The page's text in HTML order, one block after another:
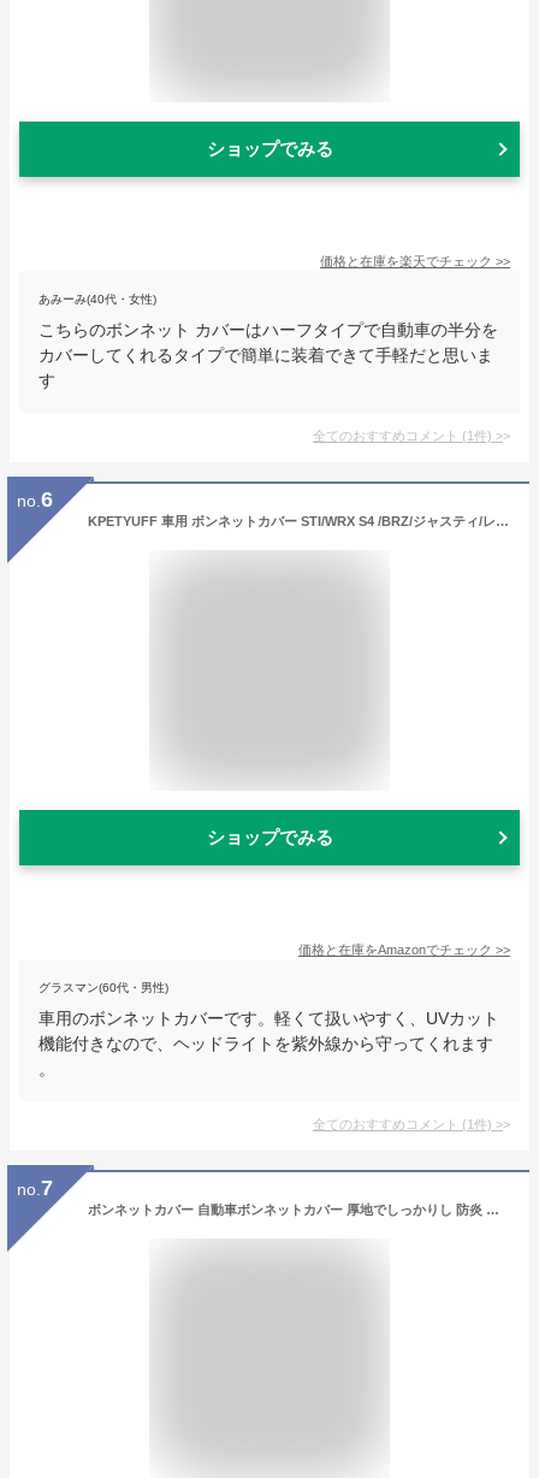
ショップでみる
価格と在庫を楽天でチェック >>
あみーみ(40代・女性)
こちらのボンネット カバーはハーフタイプで自動車の半分を
カバーしてくれるタイプで簡単に装着できて手軽だと思いま
す
全てのおすすめコメント (1件) >
no. 6
KPETYUFF 車用 ボンネットカバー STI/WRX S4 /BRZ/ジャスティ/レックス/クロストレックに対応 フロントハーフカバー ヘッドライト保護 猫爪傷対策 日焼け防止 UVカット 軽量収納 蛍光反射ストリップ付
ショップでみる
価格と在庫をAmazonでチェック >>
グラスマン(60代・男性)
車用のボンネットカバーです。軽くて扱いやすく、UVカット
機能付きなので、ヘッドライトを紫外線から守ってくれます
。
全てのおすすめコメント (1件) >
no. 7
ボンネットカバー 自動車ボンネットカバー 厚地でしっかりし 防炎 ボンネット保護カバー 車カバー 裏起毛タイプ ヘッドライト劣化 日焼け防止とアンチエイジング 蛍光反射ストリップ付き UV-L